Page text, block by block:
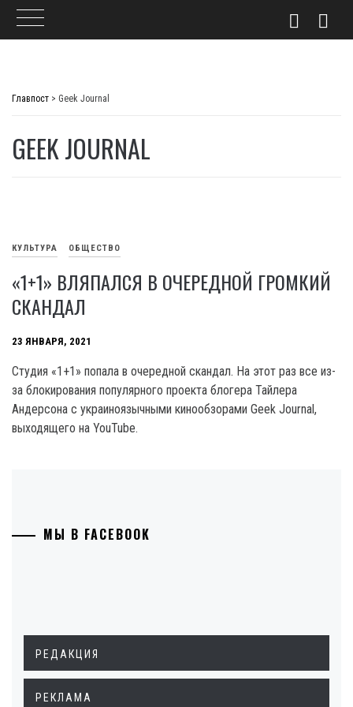
Главпост > Geek Journal
GEEK JOURNAL
КУЛЬТУРА ОБЩЕСТВО
«1+1» ВЛЯПАЛСЯ В ОЧЕРЕДНОЙ ГРОМКИЙ
СКАНДАЛ
23 ЯНВАРЯ, 2021
Студия «1+1» попала в очередной скандал. На этот раз все из-
за блокирования популярного проекта блогера Тайлера
Андерсона с украиноязычными кинообзорами Geek Journal,
выходящего на YouTube.
МЫ В FACEBOOK
РЕДАКЦИЯ
РЕКЛАМА